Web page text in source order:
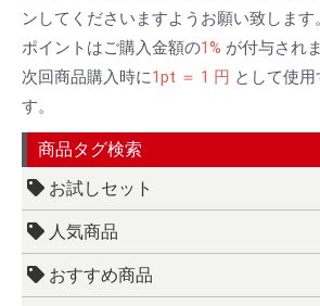
ンしてくださいますようお願い致します。
ポイントはご購入金額の1% が付与されま
次回商品購入時に1pt ＝ 1 円 として使
す。
商品タグ検索
お試しセット
人気商品
おすすめ商品